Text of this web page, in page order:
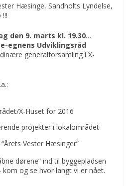
Hæsinge, Sandholts Lyndelse,
den 9. marts kl. 19.30…
egnens Udviklingsråd
generalforsamling i X-
X-Huset for 2016
projekter i lokalområdet
Vester Hæsinger”
dørene” ind til byggepladsen
kom og se hvor langt vi er nået.